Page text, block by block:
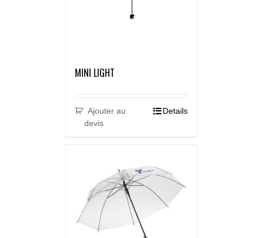
MINI LIGHT
Ajouter au
devis
Details